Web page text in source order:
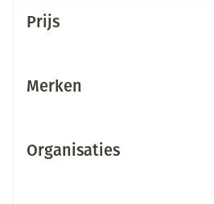
Prijs
Merken
Organisaties